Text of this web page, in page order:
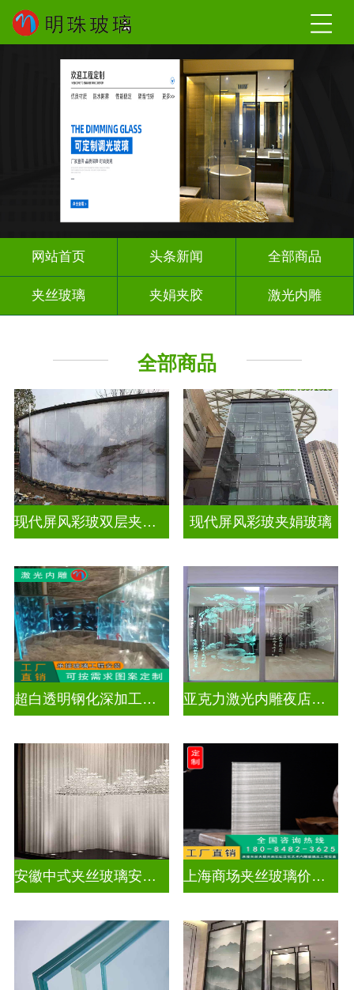
网站首页 头条新闻 全部商品
夹丝玻璃 夹娟夹胶 激光内雕
全部商品
现代屏风彩玻双层夹娟玻璃 现代屏风彩玻夹娟玻璃
超白透明钢化深加工激光内雕玻璃 亚克力激光内雕夜店餐厅装饰
安徽中式夹丝玻璃安装厂家 上海商场夹丝玻璃价钱多少